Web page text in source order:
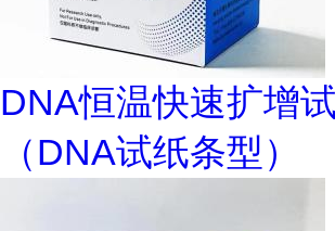
DNA恒温快速扩增
（DNA试纸条型）